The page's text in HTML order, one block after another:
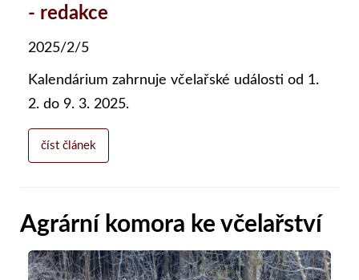
- redakce
2025/2/5
Kalendárium zahrnuje včelařské události od 1.
2. do 9. 3. 2025.
číst článek
Agrární komora ke včelařství